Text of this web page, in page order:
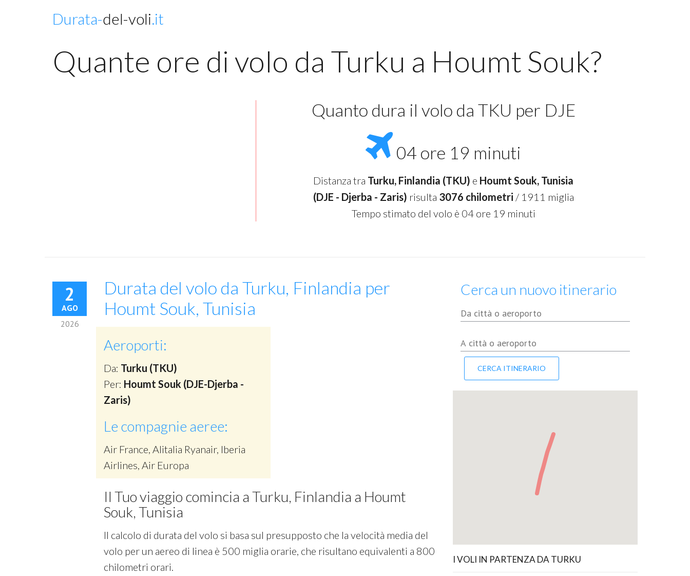
Durata-del-voli.it
Quante ore di volo da Turku a Houmt Souk?
Quanto dura il volo da TKU per DJE
04 ore 19 minuti
Distanza tra Turku, Finlandia (TKU) e Houmt Souk, Tunisia
(DJE - Djerba - Zaris) risulta 3076 chilometri / 1911 miglia
Tempo stimato del volo è 04 ore 19 minuti
2
AGO
2026
Durata del volo da Turku, Finlandia per
Houmt Souk, Tunisia
Aeroporti:
Da: Turku (TKU)
Per: Houmt Souk (DJE-Djerba -
Zaris)
Le compagnie aeree:
Air France, Alitalia Ryanair, Iberia
Airlines, Air Europa
Il Tuo viaggio comincia a Turku, Finlandia a Houmt
Souk, Tunisia
Il calcolo di durata del volo si basa sul presupposto che la velocità media del
volo per un aereo di linea è 500 miglia orarie, che risultano equivalenti a 800
chilometri orari.
Cerca un nuovo itinerario
I VOLI IN PARTENZA DA TURKU